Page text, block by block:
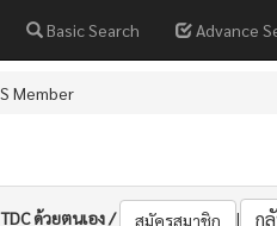
Basic Search Advance
Member
ด้วยตนเอง / สมัครสมาชิก | ก